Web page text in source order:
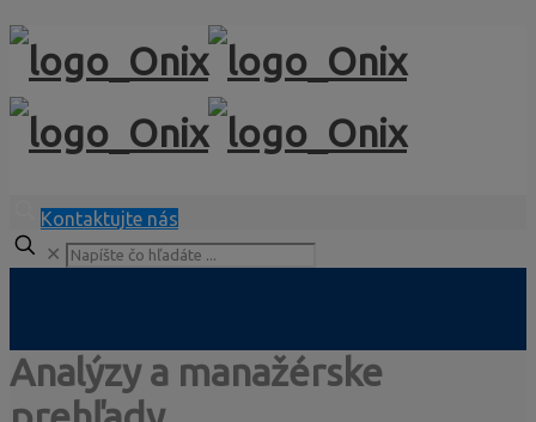
Kontaktujte nás
✕
Analýzy a manažérske